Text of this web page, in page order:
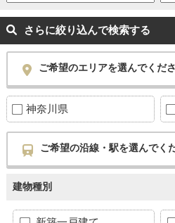
さらに絞り込んで検索する
ご希望のエリアを選んでくだ
神奈川県
ご希望の沿線・駅を選んでく
建物種別